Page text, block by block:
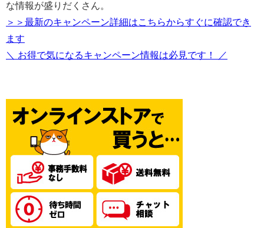
な情報が盛りだくさん。
＞＞最新のキャンペーン詳細はこちらからすぐに確認でき
ます
＼ お得で気になるキャンペーン情報は必見です！ ／